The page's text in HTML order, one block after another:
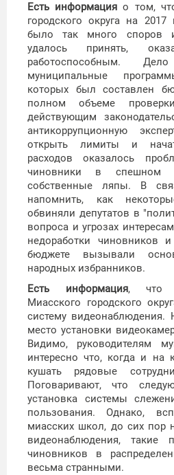
Есть информация о том,
городского округа на 2017
было так много споров
удалось принять,
работоспособным.
муниципальные
которых был составлен
полном объеме
действующим
антикоррупционную
открыть лимиты и
расходов оказалось
чиновники в спешном
собственные ляпы. В
напомнить, как
обвиняли депутатов в
вопроса и угрозах
недоработки чиновников
бюджете вызывали
народных избранников.
Есть информация, что
Миасского городского
систему видеонаблюдения.
место установки
Видимо, руководителям
интересно что, когда и на
кушать рядовые
Поговаривают, что
установка системы
пользования. Однако,
миасских школ, до сих пор
видеонаблюдения, такие
чиновников в
весьма странными.